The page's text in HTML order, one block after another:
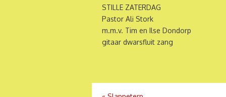
STILLE ZATERDAG
Pastor Ali Stork
m.m.v. Tim en Ilse Dondorp
gitaar dwarsfluit zang